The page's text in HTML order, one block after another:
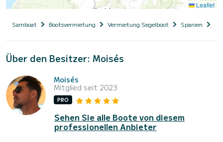
Leaflet
Samboat Bootsvermietung Vermietung Segelboot Spanien
Über den Besitzer: Moisés
Moisés
Mitglied seit 2023
PRO
Sehen Sie alle Boote von diesem
professionellen Anbieter